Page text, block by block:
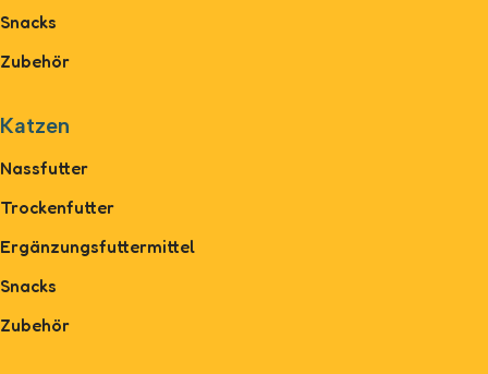
Snacks
Zubehör
Katzen
Nassfutter
Trockenfutter
Ergänzungsfuttermittel
Snacks
Zubehör